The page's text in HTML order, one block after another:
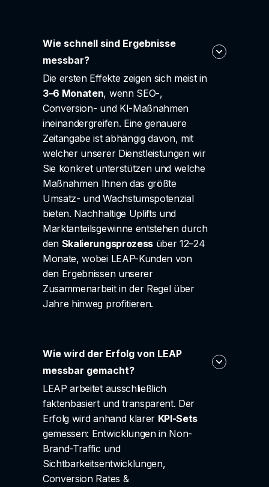
Wie schnell sind Ergebnisse
messbar?
Die ersten Effekte zeigen sich meist in
3–6 Monaten, wenn SEO-,
Conversion- und KI-Maßnahmen
ineinandergreifen. Eine genauere
Zeitangabe ist abhängig davon, mit
welcher unserer Dienstleistungen wir
Sie konkret unterstützen und welche
Maßnahmen Ihnen das größte
Umsatz- und Wachstumspotenzial
bieten. Nachhaltige Uplifts und
Marktanteilsgewinne entstehen durch
den Skalierungsprozessüber 12–24
Monate, wobei LEAP-Kunden von
den Ergebnissen unserer
Zusammenarbeit in der Regel über
Jahre hinweg profitieren.
Wie wird der Erfolg von LEAP
messbar gemacht?
LEAP arbeitet ausschließlich
faktenbasiert und transparent. Der
Erfolg wird anhand klarer KPI-Sets
gemessen: Entwicklungen in Non-
Brand-Traffic und
Sichtbarkeitsentwicklungen,
Conversion Rates &